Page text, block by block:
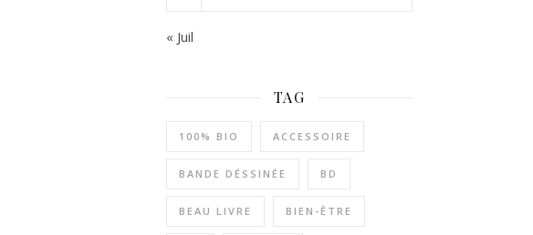
« Juil
TAG
100% BIO ACCESSOIRE
BANDE DÉSSINÉE BD
BEAU LIVRE BIEN-ÊTRE